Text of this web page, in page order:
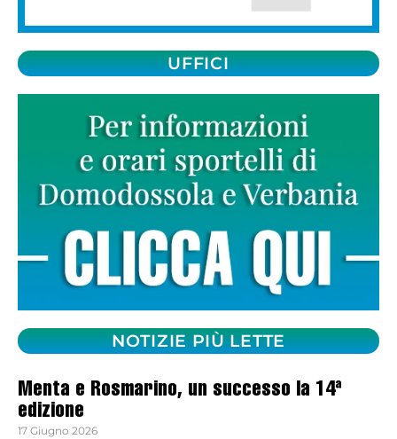
UFFICI
NOTIZIE PIÙ LETTE
Menta e Rosmarino, un successo la 14ª
edizione
17 Giugno 2026